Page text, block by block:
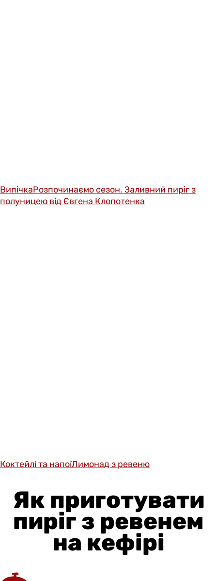
ВипічкаРозпочинаємо сезон. Заливний пиріг з
полуницею від Євгена Клопотенка
Коктейлі та напоїЛимонад з ревеню
Як приготувати
пиріг з ревенем
на кефірі